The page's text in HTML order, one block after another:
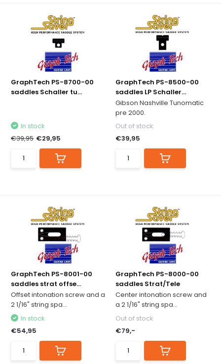
GraphTech PS-8700-00
saddles Schaller tu...
In stock
€39,95 €29,95
GraphTech PS-8500-00
saddles LP Schaller...
Gibson Nashville Tunomatic
pre 2000.
Out of stock
€39,95
GraphTech PS-8001-00
saddles strat offse...
Offset intonation screw and a
2 1/16" string spa...
In stock
€54,95
GraphTech PS-8000-00
saddles Strat/Tele
Center intonation screw and
a 2 1/16" string spa...
Out of stock
€79,-